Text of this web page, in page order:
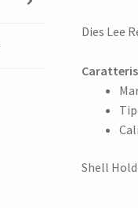
Dies Lee
Shell